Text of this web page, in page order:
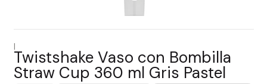
Twistshake Vaso con Bombilla
Straw Cup 360 ml Gris Pastel